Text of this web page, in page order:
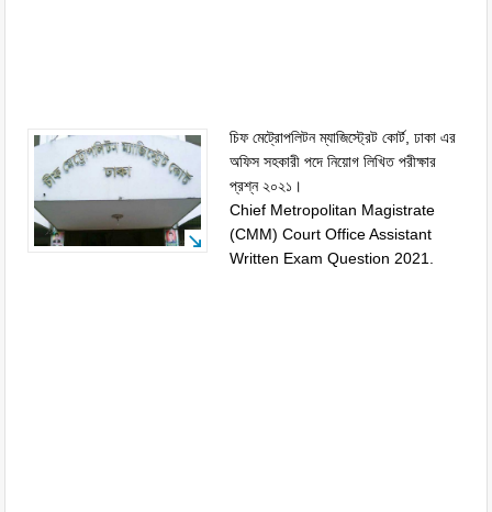
চিফ মেট্রোপলিটন ম্যাজিস্ট্রেট কোর্ট, ঢাকা এর
অফিস সহকারী পদে নিয়োগ লিখিত পরীক্ষার
প্রশ্ন ২০২১।
Chief Metropolitan Magistrate
(CMM) Court Office Assistant
Written Exam Question 2021.